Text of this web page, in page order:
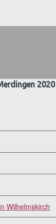
2020
Wilhelmskirch